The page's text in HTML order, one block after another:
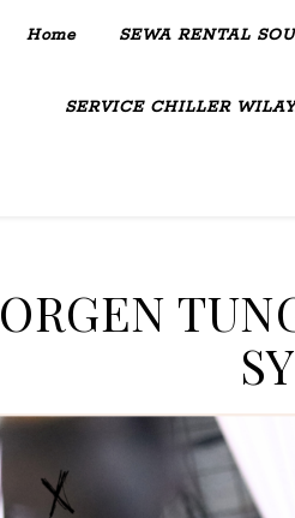
Home SEWA RENTAL
SERVICE CHILLER
ORGEN